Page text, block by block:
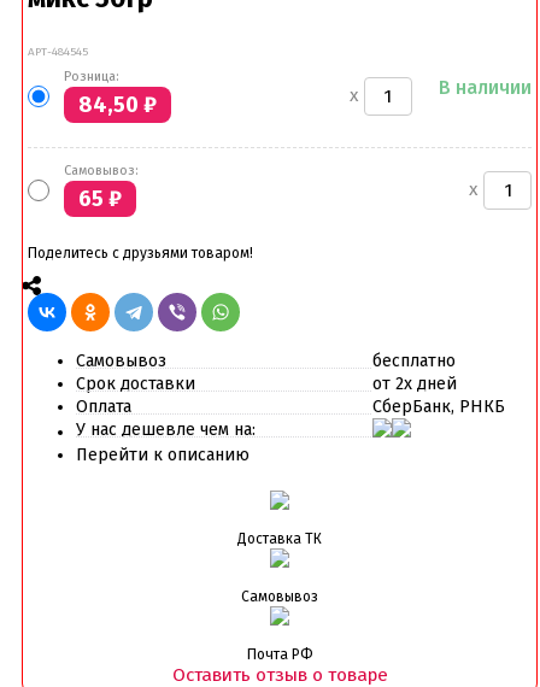
АРТ-484545
В наличии
Розница:
84,50 ₽ x
Самовывоз:
65 ₽ x
Поделитесь с друзьями товаром!
Самовывоз
бесплатно
Срок доставки
от 2х дней
Оплата
СберБанк, РНКБ
У нас дешевле чем на:
Перейти к описанию
Доставка ТК
Самовывоз
Почта РФ
Оставить отзыв о товаре